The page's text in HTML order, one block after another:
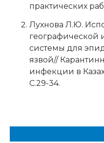
практических
Лухнова Л.Ю.
системы для
язвой//
инфекции в
С.29-34.